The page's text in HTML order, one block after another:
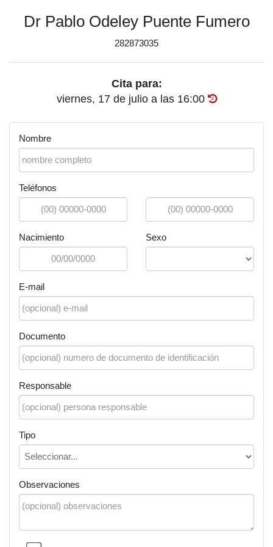
Dr Pablo Odeley Puente Fumero
282873035
Cita para:
viernes, 17 de julio a las 16:00
Nombre
Teléfonos
Nacimiento Sexo
E-mail
Documento
Responsable
Tipo
Observaciones